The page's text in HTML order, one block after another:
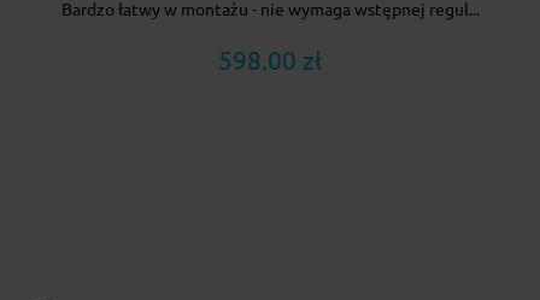
Bardzo łatwy w montażu - nie wymaga wstępnej regul...
598.00 zł